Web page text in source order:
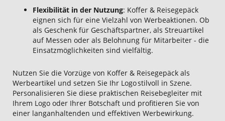
Flexibilität in der Nutzung: Koffer & Reisegepäck
eignen sich für eine Vielzahl von Werbeaktionen. Ob
als Geschenk für Geschäftspartner, als Streuartikel
auf Messen oder als Belohnung für Mitarbeiter - die
Einsatzmöglichkeiten sind vielfältig.
Nutzen Sie die Vorzüge von Koffer & Reisegepäck als
Werbeartikel und setzen Sie Ihr Logo stilvoll in Szene.
Personalisieren Sie diese praktischen Reisebegleiter mit
Ihrem Logo oder Ihrer Botschaft und profitieren Sie von
einer langanhaltenden und effektiven Werbewirkung.